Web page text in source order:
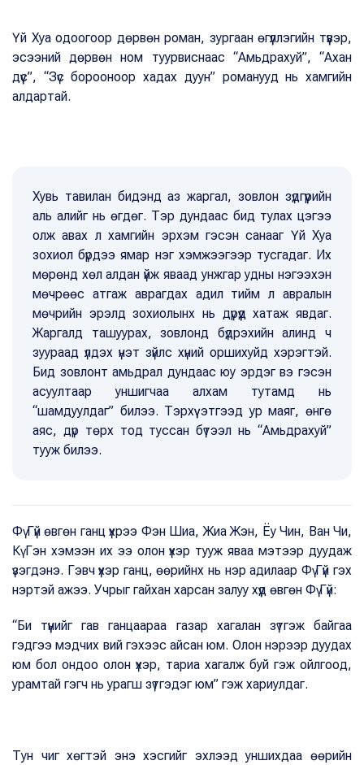
Үй Хуа одоогоор дөрвөн роман, зургаан өгүүллэгийн түүвэр,
эсээний дөрвөн ном туурвиснаас “Амьдрахуй”, “Ахан
дүүс”, “Зүс борооноор хадах дуун” романууд нь хамгийн
алдартай.
Хувь тавилан бидэнд аз жаргал, зовлон зүдгүүрийн
аль алийг нь өгдөг. Тэр дундаас бид тулах цэгээ
олж авах л хамгийн эрхэм гэсэн санааг Үй Хуа
зохиол бүрдээ ямар нэг хэмжээгээр тусгадаг. Их
мөрөнд хөл алдан үйж яваад унжгар удны нэгээхэн
мөчрөөс атгаж аврагдах адил тийм л авралын
мөчрийн эрэлд зохиолынх нь дүрүүд хатаж явдаг.
Жаргалд ташуурах, зовлонд бүдрэхийн алинд ч
зуураад үлдэх үнэт зүйлс хүний оршихуйд хэрэгтэй.
Бид зовлонт амьдрал дундаас юу эрдэг вэ гэсэн
асуултаар уншигчаа алхам тутамд нь
“шамдуулдаг” билээ. Тэрхүү этгээд ур маяг, өнгө
аяс, дүр төрх тод туссан бүтээл нь “Амьдрахуй”
тууж билээ.
Фү Гүй өвгөн ганц үхрээ Фэн Шиа, Жиа Жэн, Ёу Чин, Ван Чи,
Кү Гэн хэмээн их ээ олон үхэр тууж яваа мэтээр дуудаж
үзэгдэнэ. Гэвч үхэр ганц, өөрийнх нь нэр адилаар Фү Гүй гэх
нэртэй ажээ. Учрыг гайхан харсан залуу хүүд өвгөн Фү Гүй:
“Би түүнийг гав ганцаараа газар хагалан зүтгэж байгаа
гэдгээ мэдчих вий гэхээс айсан юм. Олон нэрээр дуудах
юм бол ондоо олон үхэр, тариа хагалж буй гэж ойлгоод,
урамтай гэгч нь урагш зүтгэдэг юм” гэж хариулдаг.
Тун чиг хөгтэй энэ хэсгийг эхлээд уншихдаа өөрийн